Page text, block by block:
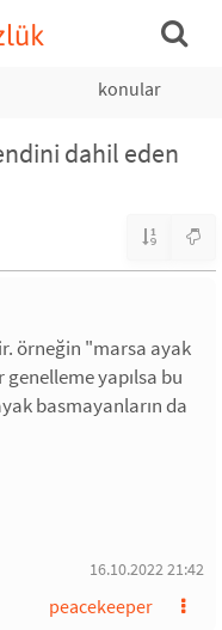
konular
dahil eden
örneğin "marsa ayak
yapılsa bu
basmayanların da
16.10.2022 21:42
peacekeeper